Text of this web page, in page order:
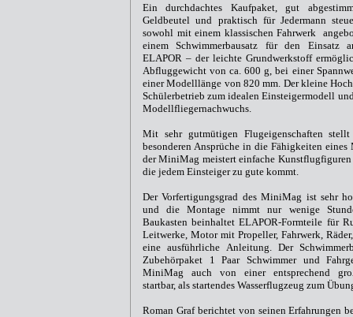
Ein durchdachtes Kaufpaket, gut
Geldbeutel und praktisch für Jedermann
sowohl mit einem klassischen Fahrwerk
einem Schwimmerbausatz für den Einsatz
ELAPOR – der leichte Grundwerkstoff
Abfluggewicht von ca. 600 g, bei einer
einer Modelllänge von 820 mm. Der kleine
Schülerbetrieb zum idealen Einsteigermodell
Modellfliegernachwuchs.
Mit sehr gutmütigen Flugeigenschaften
besonderen Ansprüche in die Fähigkeiten
der MiniMag meistert einfache
die jedem Einsteiger zu gute kommt.
Der Vorfertigungsgrad des MiniMag ist sehr
und die Montage nimmt nur wenige
Baukasten beinhaltet ELAPOR-Formteile für
Leitwerke, Motor mit Propeller, Fahrwerk,
eine ausführliche Anleitung. Der
Zubehörpaket 1 Paar Schwimmer und
MiniMag auch von einer entsprechend
startbar, als startendes Wasserflugzeug zum
Roman Graf berichtet von seinen Erfahrungen